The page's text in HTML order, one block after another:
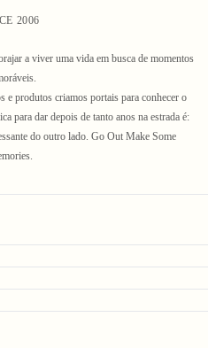
2006
a viver uma vida em busca de momentos
produtos criamos portais para conhecer o
para dar depois de tanto anos na estrada é:
do outro lado. Go Out Make Some